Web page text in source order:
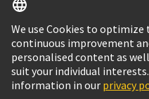
中國香港 繁体中文